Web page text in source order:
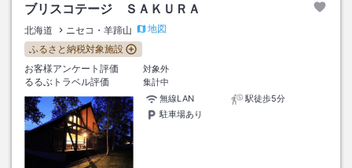
ブリスコテージ ＳＡＫＵＲＡ
北海道 ニセコ・羊蹄山
地図
ふるさと納税対象施設
お客様アンケート評価
対象外
るるぶトラベル評価
集計中
無線LAN
駅徒歩5分
駐車場あり